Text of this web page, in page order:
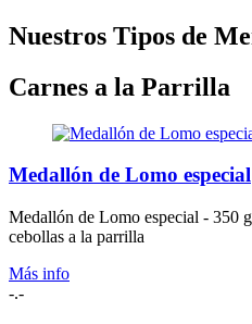
Nuestros Tipos de
Carnes a la Parrilla
Medallón de Lomo especial
Medallón de Lomo especial - 350
cebollas a la parrilla
Más info
-.-